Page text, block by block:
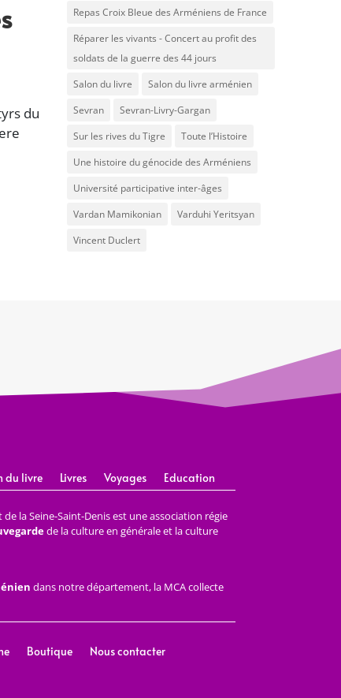
du
Repas Croix Bleue des Arméniens de France
Réparer les vivants - Concert au profit des
soldats de la guerre des 44 jours
Salon du livre
Salon du livre arménien
Sevran
Sevran-Livry-Gargan
Sur les rives du Tigre
Toute l’Histoire
Une histoire du génocide des Arméniens
Université participative inter-âges
Vardan Mamikonian
Varduhi Yeritsyan
Vincent Duclert
du livre Livres Voyages Education
la Seine-Saint-Denis est une association régie
de la culture en générale et la culture
dans notre département, la MCA collecte
Boutique Nous contacter